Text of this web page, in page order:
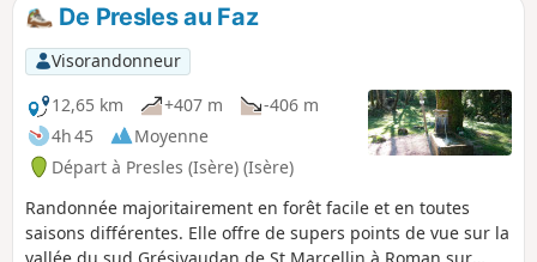
De Presles au Faz
Visorandonneur
12,65 km
+407 m
-406 m
4h 45
Moyenne
Départ à Presles (Isère) (Isère)
Randonnée majoritairement en forêt facile et en toutes
saisons différentes. Elle offre de supers points de vue sur la
vallée du sud Grésivaudan de St Marcellin à Roman sur